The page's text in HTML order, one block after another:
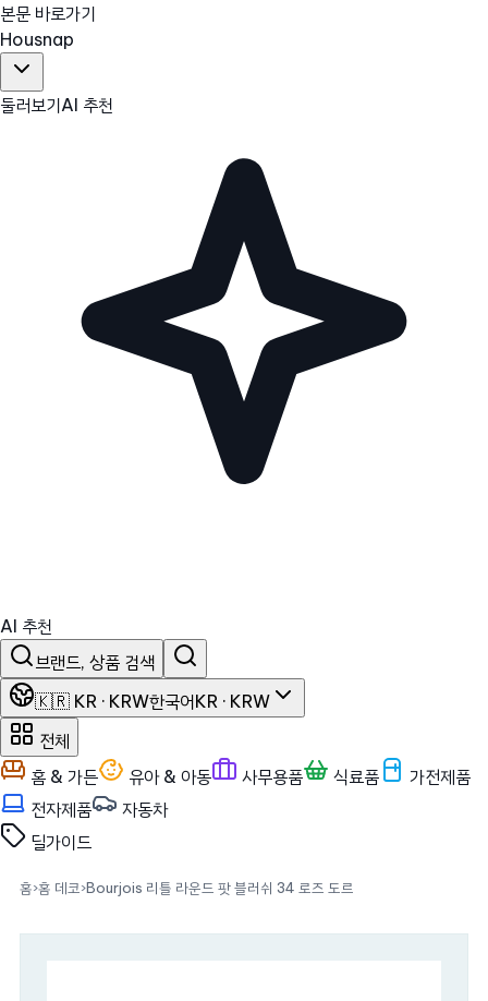
본문 바로가기
Housnap
둘러보기AI 추천
AI 추천
브랜드, 상품 검색
🇰🇷 KR · KRW한국어KR · KRW
전체
홈 & 가든
유아 & 아동 사무용품 식료품
가전제품
전자제품
자동차
딜가이드
홈›홈 데코›Bourjois 리틀 라운드 팟 블러쉬 34 로즈 도르